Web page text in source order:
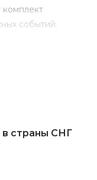
событий.
в страны СНГ